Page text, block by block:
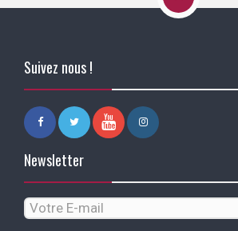
Suivez nous !
Newsletter